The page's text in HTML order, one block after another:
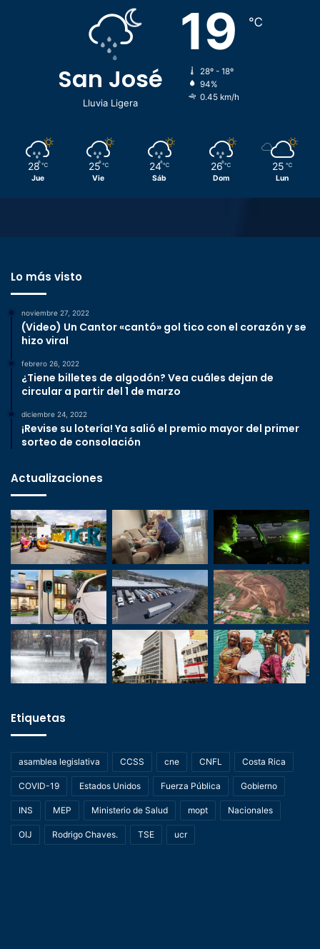
San José
Lluvia Ligera
19 ℃
28º - 18º
94%
0.45 km/h
28 ℃
Jue
25 ℃
Vie
24 ℃
Sáb
26 ℃
Dom
25 ℃
Lun
Lo más visto
noviembre 27, 2022
(Video) Un Cantor «cantó» gol tico con el corazón y se
hizo viral
febrero 26, 2022
¿Tiene billetes de algodón? Vea cuáles dejan de
circular a partir del 1 de marzo
diciembre 24, 2022
¡Revise su lotería! Ya salió el premio mayor del primer
sorteo de consolación
Actualizaciones
Etiquetas
asamblea legislativa CCSS cne CNFL Costa Rica
COVID-19 Estados Unidos Fuerza Pública Gobierno
INS MEP Ministerio de Salud mopt Nacionales
OIJ Rodrigo Chaves. TSE ucr